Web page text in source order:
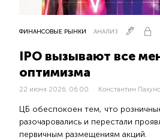
ФИНАНСОВЫЕ РЫНКИ АНАЛИЗ
IPO вызывают все
оптимизма
22 июня 2026, 06:00 Константин
ЦБ обеспокоен тем, что
разочаровались и перестали
первичным размещениям акций.